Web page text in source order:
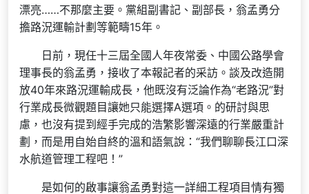
漂亮……不那麼主要。黨組副書記、副部長，翁孟勇分
擔路況運輸計劃等範疇15年。
日前，現任十三屆全國人年夜常委、中國公路學會
理事長的翁孟勇，接收了本報記者的采訪。談及改造開
放40年來路況運輸成長，他既沒有泛論作為“老路況”對
行業成長微觀題目讓她只能選擇A選項。的研討與思
慮，也沒有提到經手完成的浩繁影響深遠的行業嚴重計
劃，而是用自始自終的溫和語氣說：“我們聊聊長江口深
水航道管理工程吧！”
是如何的啟事讓翁孟勇對這一詳細工程項目情有獨